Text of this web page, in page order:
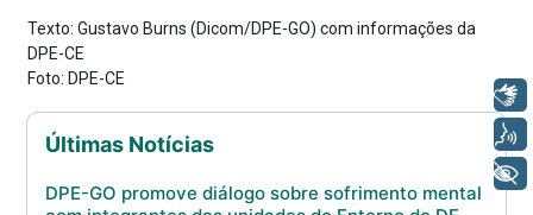
Texto: Gustavo Burns (Dicom/DPE-GO) com informações da
DPE-CE
Foto: DPE-CE
Últimas Notícias
DPE-GO promove diálogo sobre sofrimento mental